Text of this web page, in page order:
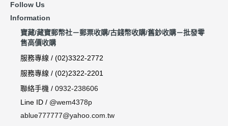
Follow Us
Information
寶藏/藏寶郵幣社－郵票收購/古錢幣收購/舊鈔收購－批發零
售高價收購
服務專線 / (02)3322-2772
服務專線 / (02)2322-2201
聯絡手機 / 0932-238606
Line ID / @wem4378p
ablue777777@yahoo.com.tw